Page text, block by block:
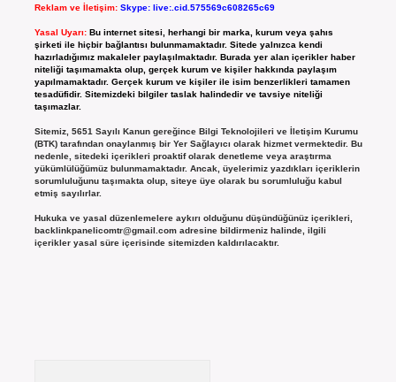
Reklam ve İletişim: Skype: live:.cid.575569c608265c69
Yasal Uyarı: Bu internet sitesi, herhangi bir marka, kurum veya şahıs
şirketi ile hiçbir bağlantısı bulunmamaktadır. Sitede yalnızca kendi
hazırladığımız makaleler paylaşılmaktadır. Burada yer alan içerikler haber
niteliği taşımamakta olup, gerçek kurum ve kişiler hakkında paylaşım
yapılmamaktadır. Gerçek kurum ve kişiler ile isim benzerlikleri tamamen
tesadüfidir. Sitemizdeki bilgiler taslak halindedir ve tavsiye niteliği
taşımazlar.
Sitemiz, 5651 Sayılı Kanun gereğince Bilgi Teknolojileri ve İletişim Kurumu
(BTK) tarafından onaylanmış bir Yer Sağlayıcı olarak hizmet vermektedir. Bu
nedenle, sitedeki içerikleri proaktif olarak denetleme veya araştırma
yükümlülüğümüz bulunmamaktadır. Ancak, üyelerimiz yazdıkları içeriklerin
sorumluluğunu taşımakta olup, siteye üye olarak bu sorumluluğu kabul
etmiş sayılırlar.
Hukuka ve yasal düzenlemelere aykırı olduğunu düşündüğünüz içerikleri,
backlinkpanelicomtr@gmail.comadresine bildirmeniz halinde, ilgili
içerikler yasal süre içerisinde sitemizden kaldırılacaktır.